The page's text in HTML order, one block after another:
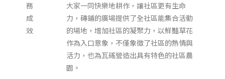
務
成
效
大家一同快樂地耕作，讓社區更有生命
力，磚鋪的廣場提供了全社區能集合活動
的場地，增加社區的凝聚力，以鮮豔草花
作為入口意象，不僅象徵了社區的熱情與
活力，也為瓦磘營造出具有特色的社區農
園。